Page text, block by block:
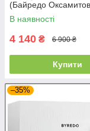
(Байредо
серпанок)
В наявності
4 140 ₴ 6 900 ₴
Купити
–35%